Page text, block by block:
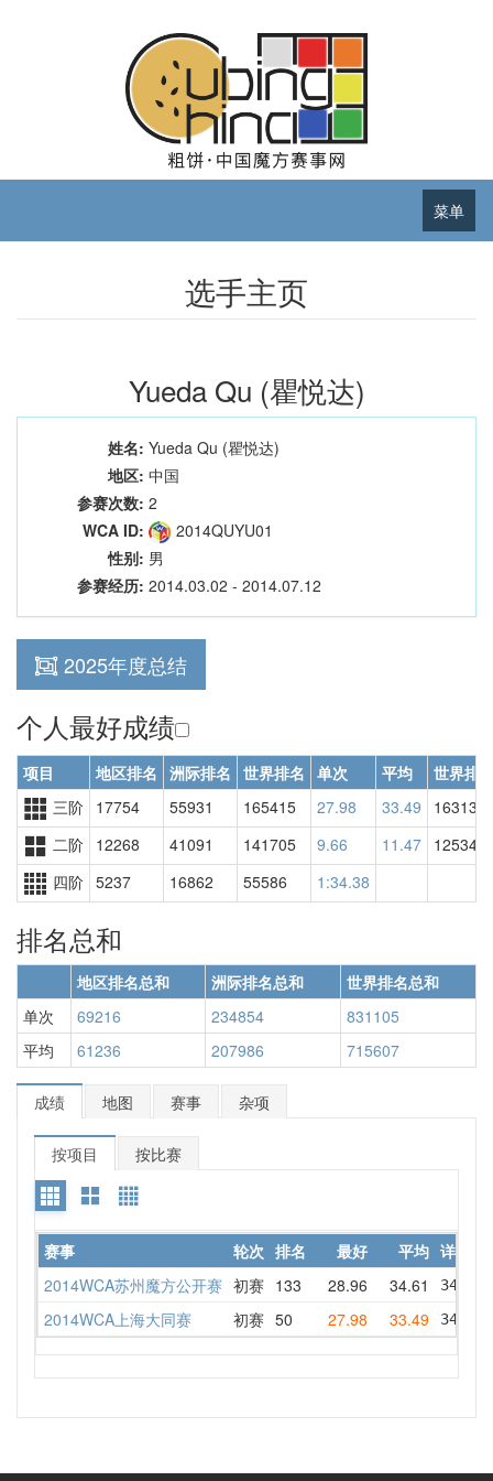
菜单
选手主页
Yueda Qu (瞿悦达)
姓名: Yueda Qu (瞿悦达)
地区: 中国
参赛次数: 2
WCA ID:
2014QUYU01
性别: 男
参赛经历: 2014.03.02 - 2014.07.12
2025年度总结
个人最好成绩
项目 地区排名 洲际排名 世界排名 单次 平均
世界排
三阶 17754 55931 165415 27.98 33.49
163136
二阶 12268 41091 141705 9.66 11.47 125340
四阶 5237 16862 55586 1:34.38
排名总和
地区排名总和 洲际排名总和
世界排名总和
单次
69216 234854
831105
平均
61236 207986 715607
成绩 地图 赛事 杂项
按项目 按比赛
赛事 轮次 排名 最好 平均 详情
2014WCA苏州魔方公开赛 初赛 133 28.96 34.61
2014WCA上海大同赛 初赛 50 27.98 33.49